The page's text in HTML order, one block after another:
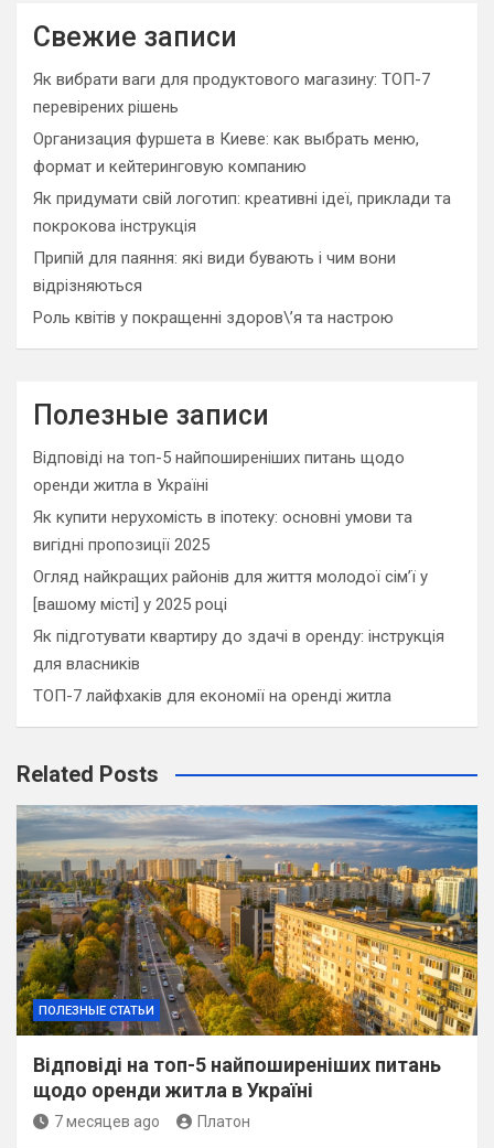
Свежие записи
Як вибрати ваги для продуктового магазину: ТОП-7
перевірених рішень
Организация фуршета в Киеве: как выбрать меню,
формат и кейтеринговую компанию
Як придумати свій логотип: креативні ідеї, приклади та
покрокова інструкція
Припій для паяння: які види бувають і чим вони
відрізняються
Роль квітів у покращенні здоров\’я та настрою
Полезные записи
Відповіді на топ-5 найпоширеніших питань щодо
оренди житла в Україні
Як купити нерухомість в іпотеку: основні умови та
вигідні пропозиції 2025
Огляд найкращих районів для життя молодої сім’ї у
[вашому місті] у 2025 році
Як підготувати квартиру до здачі в оренду: інструкція
для власників
ТОП-7 лайфхаків для економії на оренді житла
Related Posts
ПОЛЕЗНЫЕ СТАТЬИ
Відповіді на топ-5 найпоширеніших питань
щодо оренди житла в Україні
7 месяцев ago Платон